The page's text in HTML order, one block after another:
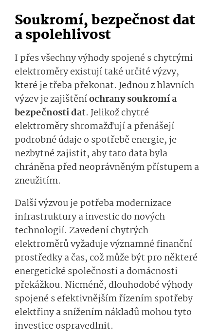
Soukromí, bezpečnost dat
a spolehlivost
I přes všechny výhody spojené s chytrými
elektroměry existují také určité výzvy,
které je třeba překonat. Jednou z hlavních
výzev je zajištěníochrany soukromí a
bezpečnosti dat. Jelikož chytré
elektroměry shromažďují a přenášejí
podrobné údaje o spotřebě energie, je
nezbytné zajistit, aby tato data byla
chráněna před neoprávněným přístupem a
zneužitím.
Další výzvou je potřeba modernizace
infrastruktury a investic do nových
technologií. Zavedení chytrých
elektroměrů vyžaduje významné finanční
prostředky a čas, což může být pro některé
energetické společnosti a domácnosti
překážkou. Nicméně, dlouhodobé výhody
spojené s efektivnějším řízením spotřeby
elektřiny a snížením nákladů mohou tyto
investice ospravedlnit.